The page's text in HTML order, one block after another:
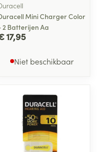
Mini Charger Color
2 Batterijen Aa
17,95
Niet beschikbaar